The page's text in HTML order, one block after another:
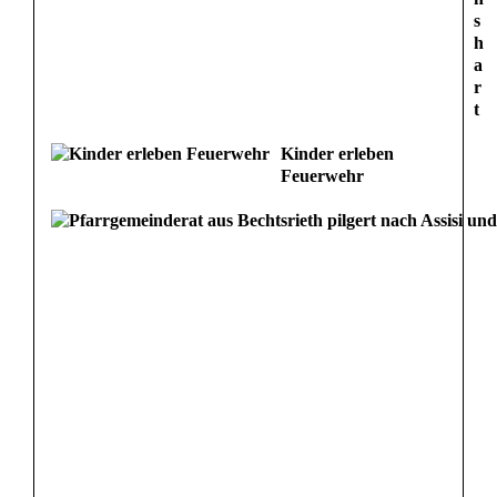
s
h
a
r
t
Kinder erleben
Feuerwehr